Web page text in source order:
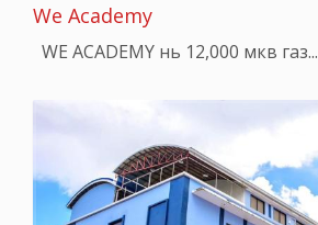
We Academy
WE ACADEMY нь 12,000 мкв газ...